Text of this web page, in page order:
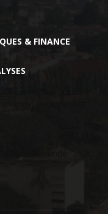
& FINANCE